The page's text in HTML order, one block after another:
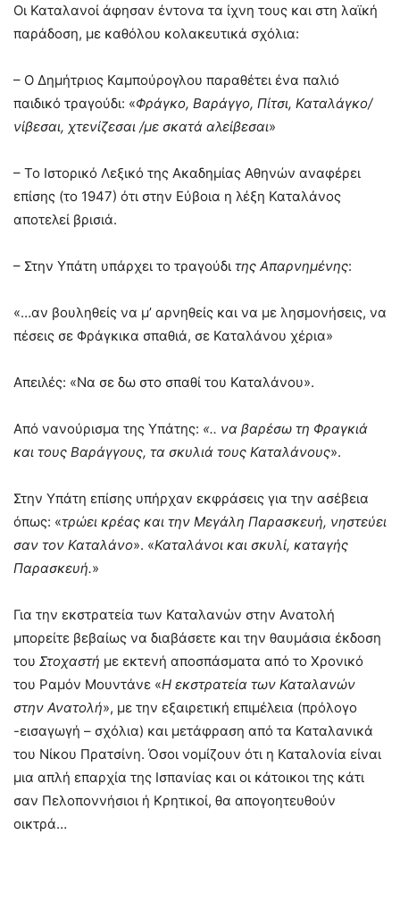
Οι Καταλανοί άφησαν έντονα τα ίχνη τους και στη λαϊκή
παράδοση, με καθόλου κολακευτικά σχόλια:
– Ο Δημήτριος Καμπούρογλου παραθέτει ένα παλιό
παιδικό τραγούδι: «Φράγκο, Βαράγγο, Πίτσι, Καταλάγκο/
νίβεσαι, χτενίζεσαι /με σκατά αλείβεσαι»
– Το Ιστορικό Λεξικό της Ακαδημίας Αθηνών αναφέρει
επίσης (το 1947) ότι στην Εύβοια η λέξη Καταλάνος
αποτελεί βρισιά.
– Στην Υπάτη υπάρχει το τραγούδι της Απαρνημένης:
«…αν βουληθείς να μ’ αρνηθείς και να με λησμονήσεις, να
πέσεις σε Φράγκικα σπαθιά, σε Καταλάνου χέρια»
Απειλές: «Να σε δω στο σπαθί του Καταλάνου».
Από νανούρισμα της Υπάτης: «.. να βαρέσω τη Φραγκιά
και τους Βαράγγους, τα σκυλιά τους Καταλάνους».
Στην Υπάτη επίσης υπήρχαν εκφράσεις για την ασέβεια
όπως: «τρώει κρέας και την Μεγάλη Παρασκευή, νηστεύει
σαν τον Καταλάνο». «Καταλάνοι και σκυλί, καταγής
Παρασκευή.»
Για την εκστρατεία των Καταλανών στην Ανατολή
μπορείτε βεβαίως να διαβάσετε και την θαυμάσια έκδοση
του Στοχαστή με εκτενή αποσπάσματα από το Χρονικό
του Ραμόν Μουντάνε «Η εκστρατεία των Καταλανών
στην Ανατολή», με την εξαιρετική επιμέλεια (πρόλογο
-εισαγωγή – σχόλια) και μετάφραση από τα Καταλανικά
του Νίκου Πρατσίνη. Όσοι νομίζουν ότι η Καταλονία είναι
μια απλή επαρχία της Ισπανίας και οι κάτοικοι της κάτι
σαν Πελοποννήσιοι ή Κρητικοί, θα απογοητευθούν
οικτρά…